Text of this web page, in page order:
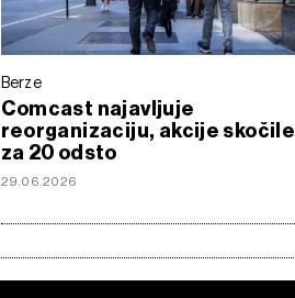
Berze
Comcast najavljuje
reorganizaciju, akcije skočile
za 20 odsto
29.06.2026